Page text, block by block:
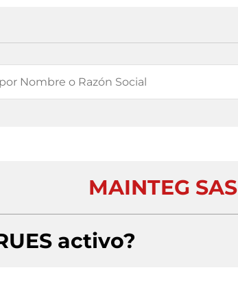
MAINTEG SAS
activo?